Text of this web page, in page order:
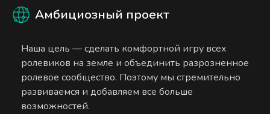
Амбициозный проект
Наша цель — сделать комфортной игру всех
ролевиков на земле и объединить разрозненное
ролевое сообщество. Поэтому мы стремительно
развиваемся и добавляем все больше
возможностей.